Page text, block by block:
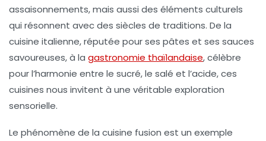
assaisonnements, mais aussi des éléments culturels
qui résonnent avec des siècles de traditions. De la
cuisine italienne, réputée pour ses pâtes et ses sauces
savoureuses, à la gastronomie thaïlandaise, célèbre
pour l’harmonie entre le sucré, le salé et l’acide, ces
cuisines nous invitent à une véritable exploration
sensorielle.
Le phénomène de la cuisine fusion est un exemple